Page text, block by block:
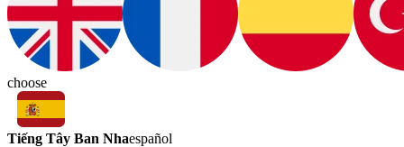
choose
Tiếng Tây Ban Nhaespañol